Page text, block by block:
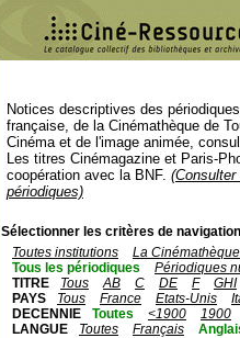
Notices descriptives des
française, de la Cinémathèque de
Cinéma et de l'image animée,
Les titres Cinémagazine et Paris-
coopération avec la BNF.
périodiques)
Sélectionner les critères de
Toutes institutions
La
Tous les périodiques
Périodiques
TITRE
Tous AB C DE F
GHI
PAYS
Tous France Etats-Unis
DECENNIE
Toutes <1900
1900
LANGUE
Toutes Français